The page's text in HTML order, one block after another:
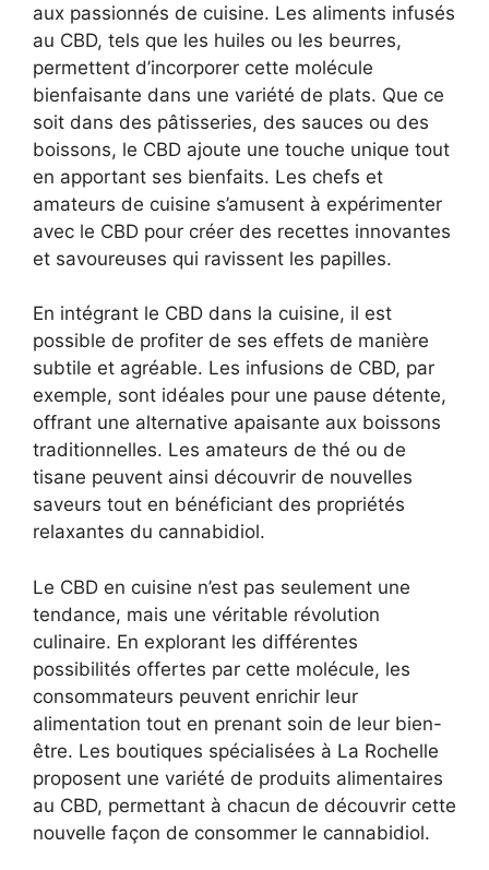
aux passionnés de cuisine. Les aliments infusés
au CBD, tels que les huiles ou les beurres,
permettent d’incorporer cette molécule
bienfaisante dans une variété de plats. Que ce
soit dans des pâtisseries, des sauces ou des
boissons, le CBD ajoute une touche unique tout
en apportant ses bienfaits. Les chefs et
amateurs de cuisine s’amusent à expérimenter
avec le CBD pour créer des recettes innovantes
et savoureuses qui ravissent les papilles.
En intégrant le CBD dans la cuisine, il est
possible de profiter de ses effets de manière
subtile et agréable. Les infusions de CBD, par
exemple, sont idéales pour une pause détente,
offrant une alternative apaisante aux boissons
traditionnelles. Les amateurs de thé ou de
tisane peuvent ainsi découvrir de nouvelles
saveurs tout en bénéficiant des propriétés
relaxantes du cannabidiol.
Le CBD en cuisine n’est pas seulement une
tendance, mais une véritable révolution
culinaire. En explorant les différentes
possibilités offertes par cette molécule, les
consommateurs peuvent enrichir leur
alimentation tout en prenant soin de leur bien-
être. Les boutiques spécialisées à La Rochelle
proposent une variété de produits alimentaires
au CBD, permettant à chacun de découvrir cette
nouvelle façon de consommer le cannabidiol.